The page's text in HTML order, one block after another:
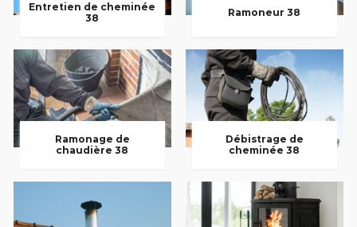
Entretien de cheminée
38
Ramoneur 38
Ramonage de
chaudière 38
Débistrage de
cheminée 38